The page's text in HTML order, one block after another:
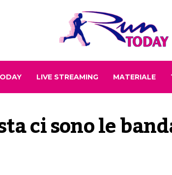
LIVE STREAMING MATERIALE
ci sono le